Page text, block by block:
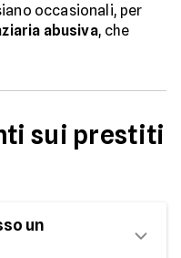
occasionali, per
abusiva, che
sui prestiti
un